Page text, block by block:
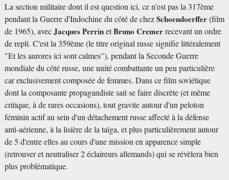
La section militaire dont il est question ici, ce n'est pas la 317ème
pendant la Guerre d'Indochine du côté de chezSchoendoerffer(film
de 1965), avecJacques PerrinetBruno Cremerrecevant un ordre
de repli. C'est la 359ème (le titre original russe signifie littéralement
"Et les aurores ici sont calmes"), pendant la Seconde Guerre
mondiale du côté russe, une unité combattante un peu particulière
car exclusivement composée de femmes. Dans ce film soviétique
dont la composante propagandiste sait se faire discrète (et même
critique, à de rares occasions), tout gravite autour d'un peloton
féminin actif au sein d'un détachement russe affecté à la défense
anti-aérienne, à la lisière de la taïga, et plus particulièrement autour
de 5 d'entre elles au cours d'une mission en apparence simple
(retrouver et neutraliser 2 éclaireurs allemands) qui se révèlera bien
plus problématique.